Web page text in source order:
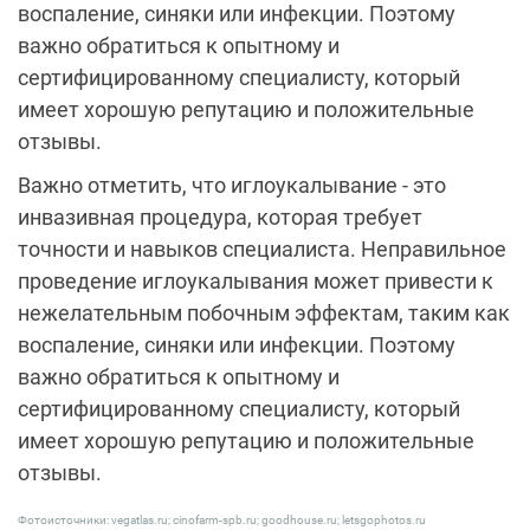
воспаление, синяки или инфекции. Поэтому
важно обратиться к опытному и
сертифицированному специалисту, который
имеет хорошую репутацию и положительные
отзывы.
Важно отметить, что иглоукалывание - это
инвазивная процедура, которая требует
точности и навыков специалиста. Неправильное
проведение иглоукалывания может привести к
нежелательным побочным эффектам, таким как
воспаление, синяки или инфекции. Поэтому
важно обратиться к опытному и
сертифицированному специалисту, который
имеет хорошую репутацию и положительные
отзывы.
Фотоисточники: vegatlas.ru; cinofarm-spb.ru; goodhouse.ru; letsgophotos.ru